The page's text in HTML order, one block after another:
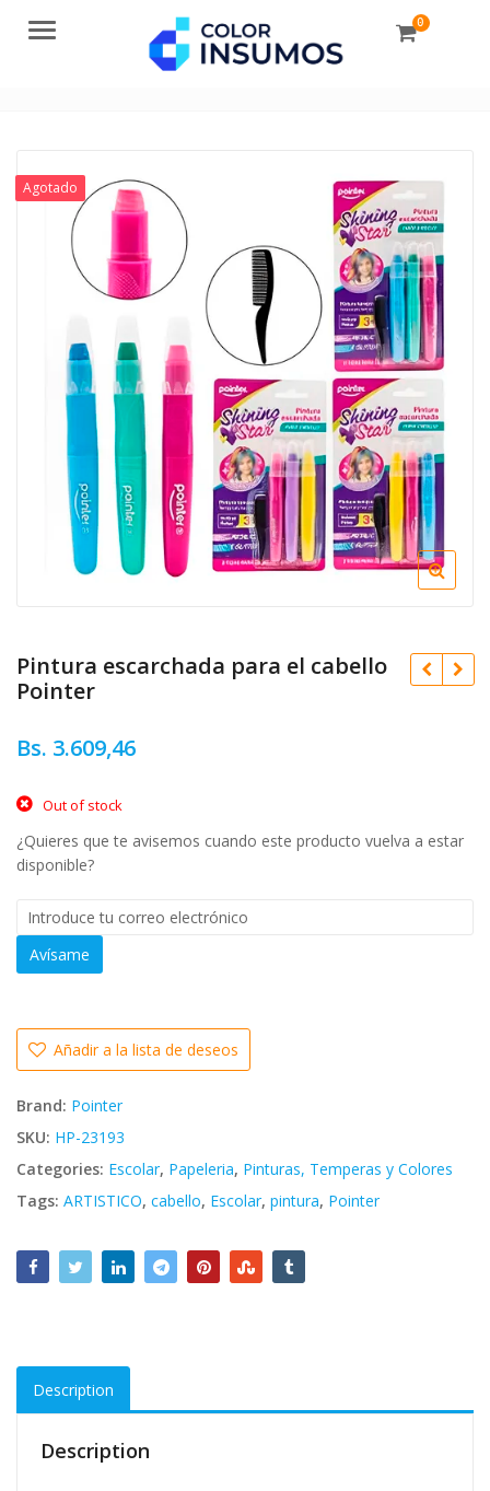
Menu 0
Agotado
Pintura escarchada para el cabello
Pointer
Bs. 4.033,21
Bs. 3.609,46
Out of stock
¿Quieres que te avisemos cuando este producto vuelva a estar
disponible?
Avísame
Añadir a la lista de deseos
Brand: Pointer
SKU: HP-23193
Categories: Escolar, Papeleria, Pinturas, Temperas y Colores
Tags: ARTISTICO, cabello, Escolar, pintura, Pointer
Description
Description